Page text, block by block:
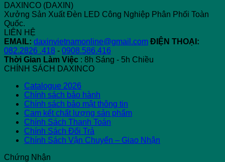
DAXINCO (DAXIN)
Xưởng Sản Xuất Đèn LED Công Nghiệp Phân Phối Toàn
Quốc.
LIÊN HỆ
EMAIL: daxinvietnamonline@gmail.com ĐIỆN THOẠI:
082.2826 .418 - 0908.586.416
Thời Gian Làm Việc : 8h Sáng - 5h Chiều
CHÍNH SÁCH DAXINCO
Catalogue 2026
Chính sách bảo hành
Chính sách bảo mật thông tin
Cam kết chất lượng sản phẩm
Chính Sách Thanh Toán
Chính Sách Đổi Trả
Chính Sách Vận Chuyển – Giao Nhận
Chứng Nhận